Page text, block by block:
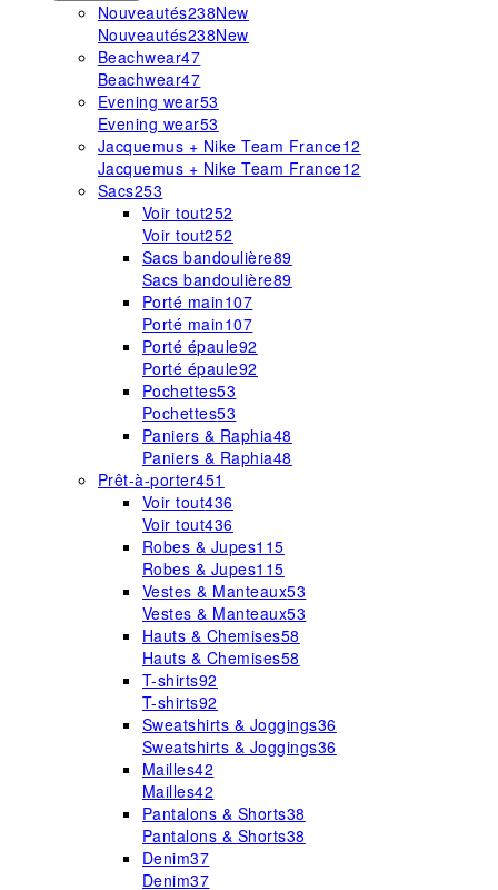
Nouveautés238New
Nouveautés238New
Beachwear47
Beachwear47
Evening wear53
Evening wear53
Jacquemus + Nike Team France12
Jacquemus + Nike Team France12
Sacs253
Voir tout252
Voir tout252
Sacs bandoulière89
Sacs bandoulière89
Porté main107
Porté main107
Porté épaule92
Porté épaule92
Pochettes53
Pochettes53
Paniers & Raphia48
Paniers & Raphia48
Prêt-à-porter451
Voir tout436
Voir tout436
Robes & Jupes115
Robes & Jupes115
Vestes & Manteaux53
Vestes & Manteaux53
Hauts & Chemises58
Hauts & Chemises58
T-shirts92
T-shirts92
Sweatshirts & Joggings36
Sweatshirts & Joggings36
Mailles42
Mailles42
Pantalons & Shorts38
Pantalons & Shorts38
Denim37
Denim37